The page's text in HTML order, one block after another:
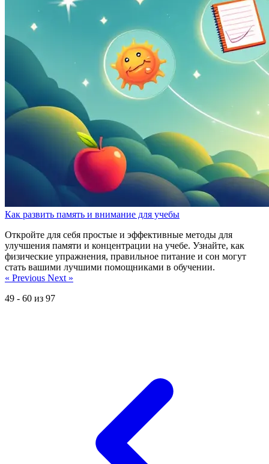
Как развить память и внимание для учебы
Откройте для себя простые и эффективные методы для
улучшения памяти и концентрации на учебе. Узнайте, как
физические упражнения, правильное питание и сон могут
стать вашими лучшими помощниками в обучении.
« Previous Next »
49 - 60 из 97